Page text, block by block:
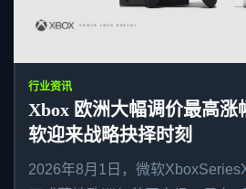
行业资讯
Xbox 欧洲大幅调价最高涨
软迎来战略抉择时刻
2026年8月1日，微软